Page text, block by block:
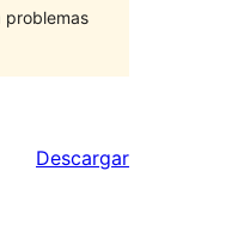
problemas
Descargar